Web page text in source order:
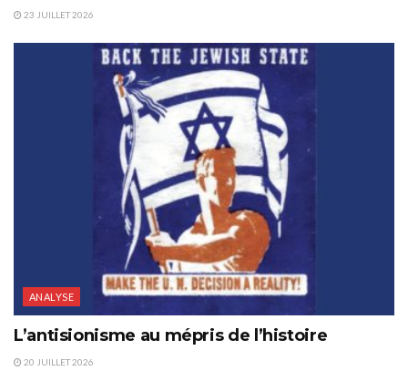
23 JUILLET 2026
ANALYSE
L’antisionisme au mépris de l’histoire
20 JUILLET 2026